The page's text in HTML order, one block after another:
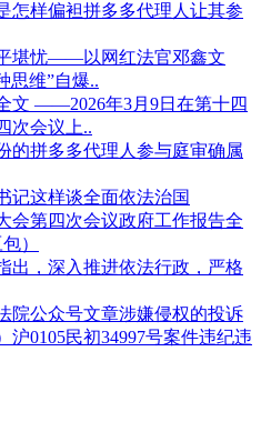
怎样偏袒拼多多代理人让其参
堪忧——以网红法官邓鑫文
思维”自爆..
文 ——2026年3月9日在第十四
次会议上..
的拼多多代理人参与庭审确属
记这样谈全面依法治国
会第四次会议政府工作报告全
）
出，深入推进依法行政，严格
院公众号文章涉嫌侵权的投诉
沪0105民初34997号案件违纪违